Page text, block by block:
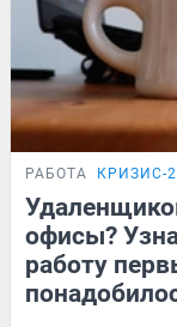
РАБОТА КРИЗИС-
офисы?
работу